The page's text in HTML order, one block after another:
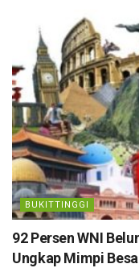
BUKITTINGGI
92 Persen WNI
Ungkap Mimpi